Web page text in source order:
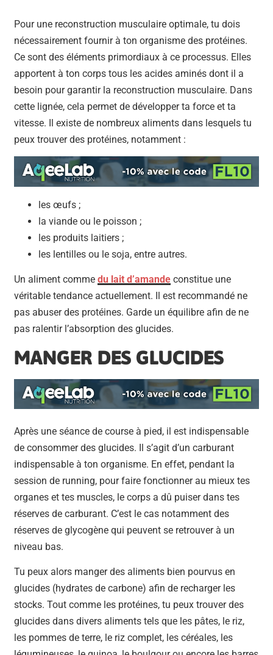
Pour une reconstruction musculaire optimale, tu dois
nécessairement fournir à ton organisme des protéines.
Ce sont des éléments primordiaux à ce processus. Elles
apportent à ton corps tous les acides aminés dont il a
besoin pour garantir la reconstruction musculaire. Dans
cette lignée, cela permet de développer ta force et ta
vitesse. Il existe de nombreux aliments dans lesquels tu
peux trouver des protéines, notamment :
les œufs ;
la viande ou le poisson ;
les produits laitiers ;
les lentilles ou le soja, entre autres.
Un aliment commedu lait d’amande constitue une
véritable tendance actuellement. Il est recommandé ne
pas abuser des protéines. Garde un équilibre afin de ne
pas ralentir l’absorption des glucides.
MANGER DES GLUCIDES
Après une séance de course à pied, il est indispensable
de consommer des glucides. Il s’agit d’un carburant
indispensable à ton organisme. En effet, pendant la
session de running, pour faire fonctionner au mieux tes
organes et tes muscles, le corps a dû puiser dans tes
réserves de carburant. C’est le cas notamment des
réserves de glycogène qui peuvent se retrouver à un
niveau bas.
Tu peux alors manger des aliments bien pourvus en
glucides (hydrates de carbone) afin de recharger les
stocks. Tout comme les protéines, tu peux trouver des
glucides dans divers aliments tels que les pâtes, le riz,
les pommes de terre, le riz complet, les céréales, les